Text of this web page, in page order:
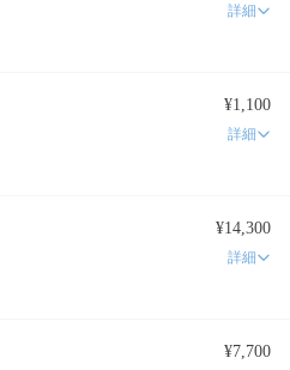
詳細
¥1,100
詳細
¥14,300
詳細
¥7,700